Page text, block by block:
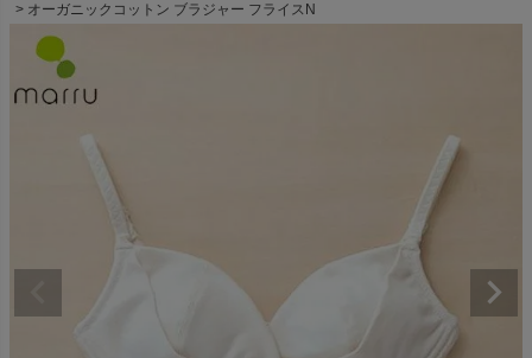
オーガニックコットン ブラジャー フライスN